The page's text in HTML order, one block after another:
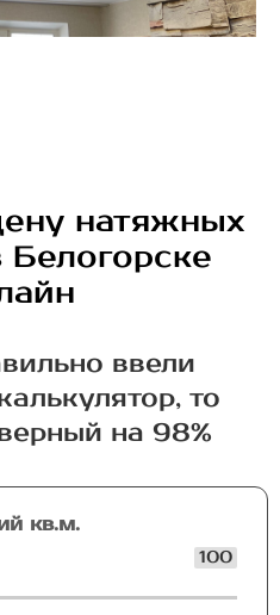
натяжных
Белогорске
ввели
то
на 98%
кв.м.
100